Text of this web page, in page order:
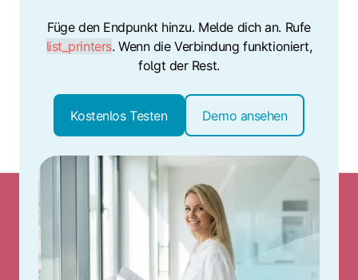
Füge den Endpunkt hinzu. Melde dich an. Rufe
list_printers. Wenn die Verbindung funktioniert,
folgt der Rest.
Kostenlos Testen Demo ansehen